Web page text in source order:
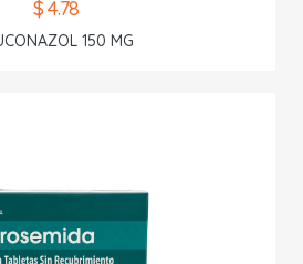
$ 4.78
150 MG